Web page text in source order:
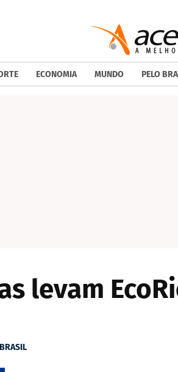
ECONOMIA MUNDO PELO
levam